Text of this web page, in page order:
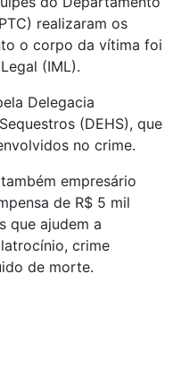
realizaram os
o corpo da vítima foi
(IML).
Delegacia
(DEHS), que
no crime.
empresário
de R$ 5 mil
que ajudem a
crime
de morte.